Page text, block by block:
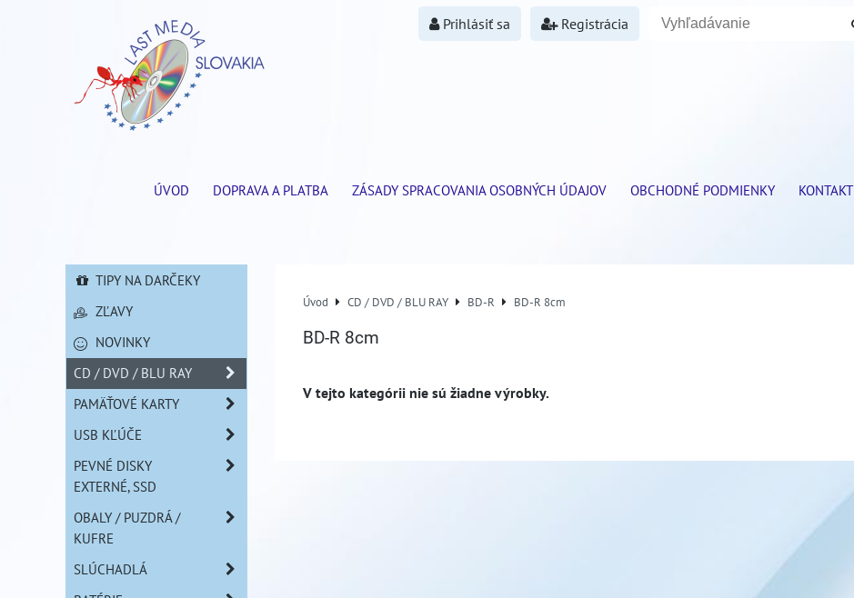
Prihlásiť sa Registrácia
ÚVOD DOPRAVA A PLATBA ZÁSADY SPRACOVANIA OSOBNÝCH ÚDAJOV OBCHODNÉ PODMIENKY KONTAKT
Úvod CD / DVD / BLU RAY BD-R BD-R 8cm
BD-R 8cm
TIPY NA DARČEKY
ZĽAVY
NOVINKY
CD / DVD / BLU RAY
PAMÄŤOVÉ KARTY
USB KĽÚČE
PEVNÉ DISKY
EXTERNÉ, SSD
OBALY / PUZDRÁ /
KUFRE
SLÚCHADLÁ